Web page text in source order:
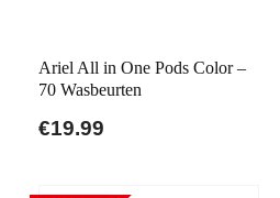
Ariel All in One Pods Color –
70 Wasbeurten
€19.99